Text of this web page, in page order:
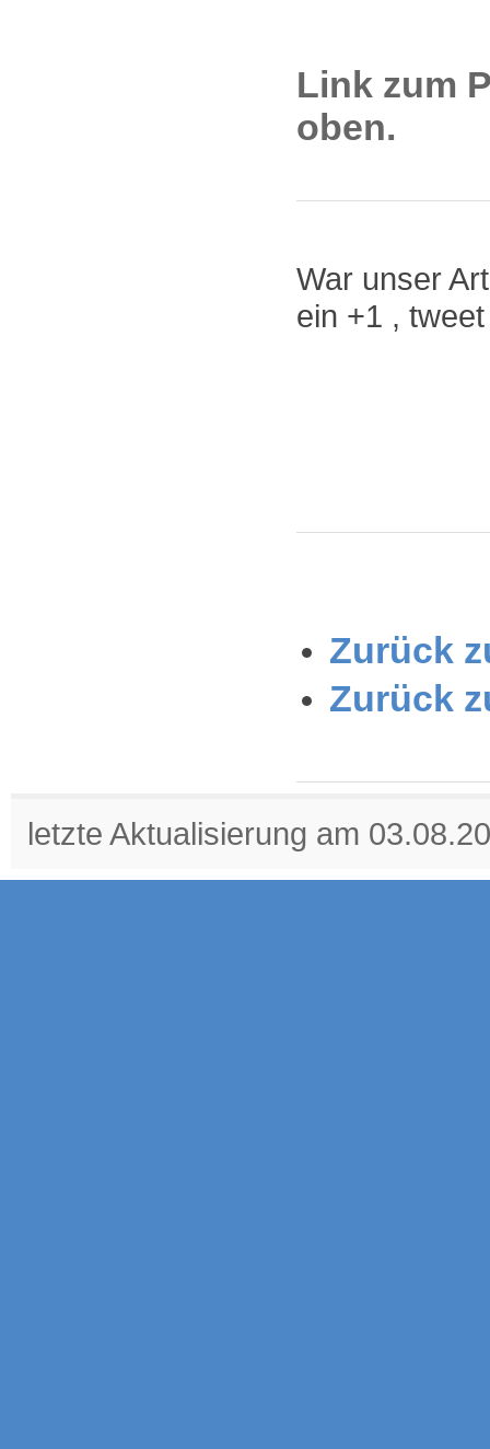
Link zum
oben.
War unser
ein +1 ,
Zurück
Zurück
letzte Aktualisierung am